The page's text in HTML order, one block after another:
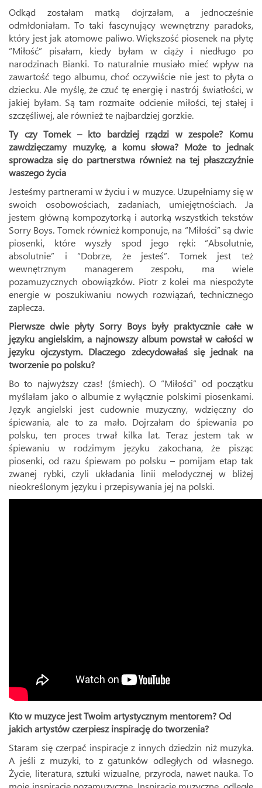
Odkąd zostałam matką dojrzałam, a jednocześnie
odmłdoniałam. To taki fascynujący wewnętrzny paradoks,
który jest jak atomowe paliwo. Większość piosenek na płytę
“Miłość” pisałam, kiedy byłam w ciąży i niedługo po
narodzinach Bianki. To naturalnie musiało mieć wpływ na
zawartość tego albumu, choć oczywiście nie jest to płyta o
dziecku. Ale myślę, że czuć tę energię i nastrój światłości, w
jakiej byłam. Są tam rozmaite odcienie miłości, tej stałej i
szczęśliwej, ale również te najbardziej gorzkie.
Ty czy Tomek – kto bardziej rządzi w zespole? Komu
zawdzięczamy muzykę, a komu słowa? Może to jednak
sprowadza się do partnerstwa również na tej płaszczyźnie
waszego życia
Jesteśmy partnerami w życiu i w muzyce. Uzupełniamy się w
swoich osobowościach, zadaniach, umiejętnościach. Ja
jestem główną kompozytorką i autorką wszystkich tekstów
Sorry Boys. Tomek również komponuje, na “Miłości” są dwie
piosenki, które wyszły spod jego ręki: “Absolutnie,
absolutnie” i “Dobrze, że jesteś”. Tomek jest też
wewnętrznym managerem zespołu, ma wiele
pozamuzycznych obowiązków. Piotr z kolei ma niespożyte
energie w poszukiwaniu nowych rozwiązań, technicznego
zaplecza.
Pierwsze dwie płyty Sorry Boys były praktycznie całe w
języku angielskim, a najnowszy album powstał w całości w
języku ojczystym. Dlaczego zdecydowałaś się jednak na
tworzenie po polsku?
Bo to najwyższy czas! (śmiech). O “Miłości” od początku
myślałam jako o albumie z wyłącznie polskimi piosenkami.
Język angielski jest cudownie muzyczny, wdzięczny do
śpiewania, ale to za mało. Dojrzałam do śpiewania po
polsku, ten proces trwał kilka lat. Teraz jestem tak w
śpiewaniu w rodzimym języku zakochana, że pisząc
piosenki, od razu śpiewam po polsku – pomijam etap tak
zwanej rybki, czyli układania linii melodycznej w bliżej
nieokreślonym języku i przepisywania jej na polski.
Kto w muzyce jest Twoim artystycznym mentorem? Od
jakich artystów czerpieszinspirację do tworzenia?
Staram się czerpać inspiracje z innych dziedzin niż muzyka.
A jeśli z muzyki, to z gatunków odległych od własnego.
Życie, literatura, sztuki wizualne, przyroda, nawet nauka. To